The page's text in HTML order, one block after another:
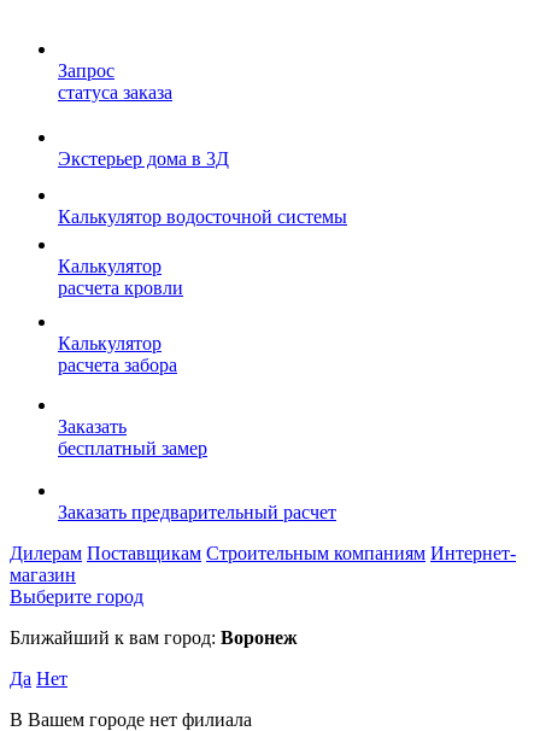
Запрос
статуса заказа
Экстерьер дома в 3Д
Калькулятор водосточной системы
Калькулятор
расчета кровли
Калькулятор
расчета забора
Заказать
бесплатный замер
Заказать предварительный расчет
Дилерам Поставщикам Строительным компаниям Интернет-
магазин
Выберите город
Ближайший к вам город: Воронеж
Да Нет
В Вашем городе нет филиала